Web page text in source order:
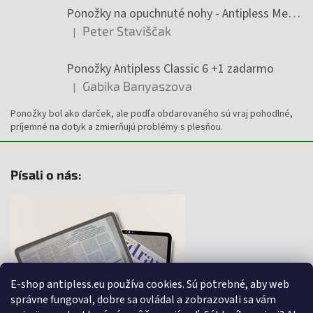
E-shop antipless.eu používa cookies. Sú potrebné, aby web
správne fungoval, dobre sa ovládal a zobrazovali sa vám
Ponožky na opuchnuté nohy - Antipless Medic 6 +1 zadarmo
Hodnotenie produktu je 5 z 5 hviezdičiek.
| Peter Staviščak
Ponožky Antipless Classic 6 +1 zadarmo
Hodnotenie produktu je 5 z 5 hviezdičiek.
| Gabika Banyaszova
Ponožky bol ako darček, ale podľa obdarovaného sú vraj pohodlné,
príjemné na dotyk a zmierňujú problémy s plesňou.
Písali o nás: